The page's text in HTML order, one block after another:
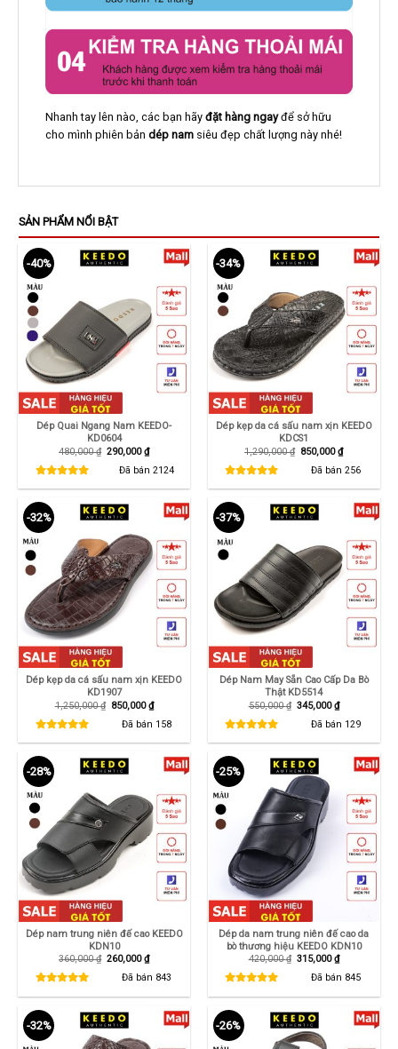
Nhanh tay lên nào, các bạn hãy đặt hàng ngayđể sở hữu
cho mình phiên bản dép nam siêu đẹp chất lượng này nhé!
SẢN PHẨM NỔI BẬT
-40%
Dép Quai Ngang Nam KEEDO-
KD0604
480,000₫ Giá
480,000 ₫.
290,000₫Giá
hiện
tại
là:
Đã bán2124
-34%
Dép kẹp da cá sấu nam xịn KEEDO
KDCS1
1,290,000₫ Giá
1,290,000 ₫.
850,000₫Giá
hiện
tại
là:
Đã bán256
-32%
Dép kẹp da cá sấu nam xịn KEEDO
KD1907
1,250,000₫ Giá
1,250,000 ₫.
850,000₫Giá
hiện
tại
là:
Đã bán 158
-37%
Dép Nam May Sẵn Cao Cấp Da Bò
Thật KD5514
550,000₫ Giá
550,000 ₫.
345,000₫Giá
hiện
tại
là:
Đã bán 129
-28%
Dép nam trung niên đế cao KEEDO
KDN10
360,000₫ Giá
260,000₫Giá
hiện
tại
Đã bán 843
-25%
Dép da nam trung niên đế cao da
bò thương hiệu KEEDO KDN10
420,000₫ Giá
315,000₫Giá
hiện
tại
Đã bán 845
-32% -26%